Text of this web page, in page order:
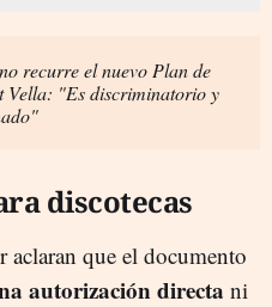
recurre el nuevo Plan de
Vella: "Es discriminatorio y
discotecas
aclaran que el documento
autorización directa ni